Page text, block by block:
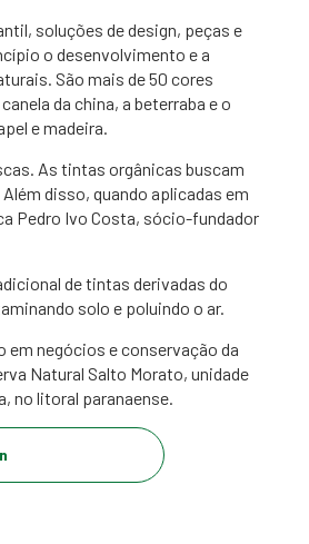
soluções de design, peças e
o desenvolvimento e a
São mais de 50 cores
da china, a beterraba e o
e madeira.
As tintas orgânicas buscam
disso, quando aplicadas em
Pedro Ivo Costa, sócio-fundador
de tintas derivadas do
solo e poluindo o ar.
em negócios e conservação da
Natural Salto Morato, unidade
no litoral paranaense.